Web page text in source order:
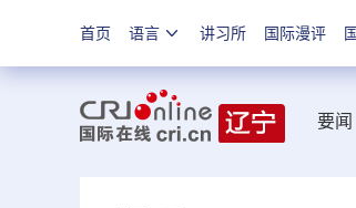
首页 语言 讲习所 国际漫评
要闻